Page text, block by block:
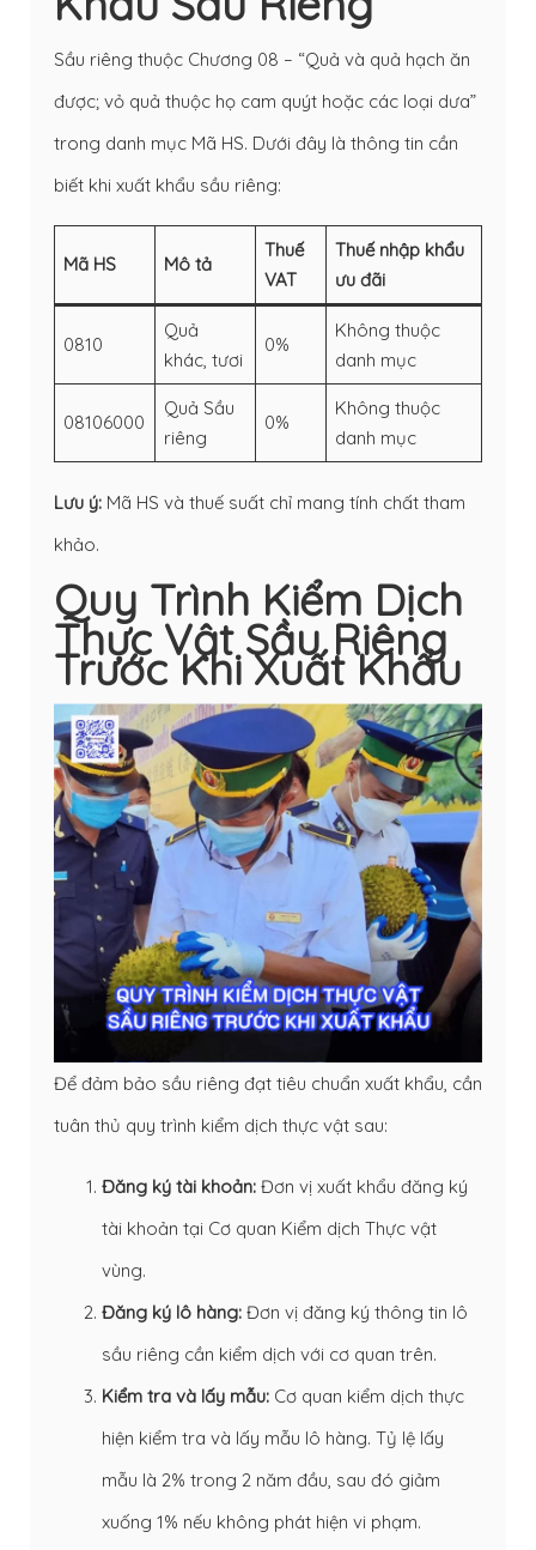
Sầu riêng thuộc Chương 08 – “Quả và quả hạch ăn
được; vỏ quả thuộc họ cam quýt hoặc các loại dưa”
trong danh mục Mã HS. Dưới đây là thông tin cần
biết khi xuất khẩu sầu riêng:
Mã HS Mô tả
Thuế
VAT
Thuế nhập khẩu
ưu đãi
0810
Quả
khác, tươi
0%
Không thuộc
danh mục
08106000
Quả Sầu
riêng
0%
Không thuộc
danh mục
Lưu ý: Mã HS và thuế suất chỉ mang tính chất tham
khảo.
Quy Trình Kiểm Dịch
Thực Vật Sầu Riêng
Trước Khi Xuất Khẩu
Để đảm bảo sầu riêng đạt tiêu chuẩn xuất khẩu, cần
tuân thủ quy trình kiểm dịch thực vật sau:
Đăng ký tài khoản: Đơn vị xuất khẩu đăng ký
tài khoản tại Cơ quan Kiểm dịch Thực vật
vùng.
Đăng ký lô hàng: Đơn vị đăng ký thông tin lô
sầu riêng cần kiểm dịch với cơ quan trên.
Kiểm tra và lấy mẫu: Cơ quan kiểm dịch thực
hiện kiểm tra và lấy mẫu lô hàng. Tỷ lệ lấy
mẫu là 2% trong 2 năm đầu, sau đó giảm
xuống 1% nếu không phát hiện vi phạm.